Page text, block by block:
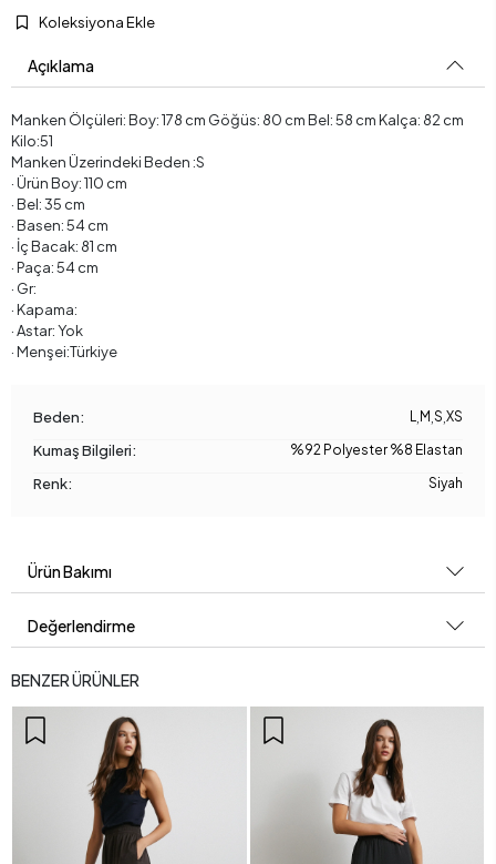
Koleksiyona Ekle
Açıklama
Manken Ölçüleri: Boy: 178 cm Göğüs: 80 cm Bel: 58 cm Kalça: 82 cm
Kilo:51
Manken Üzerindeki Beden :S
· Ürün Boy: 110 cm
· Bel: 35 cm
· Basen: 54 cm
· İç Bacak: 81 cm
· Paça: 54 cm
· Gr:
· Kapama:
· Astar: Yok
· Menşei:Türkiye
Beden: L M S XS
Kumaş Bilgileri: %92 Polyester %8 Elastan
Renk: Siyah
Ürün Bakımı
Değerlendirme
BENZER ÜRÜNLER